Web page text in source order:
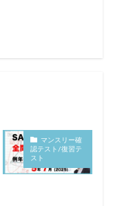
マンスリー確
認テスト/復習テ
スト